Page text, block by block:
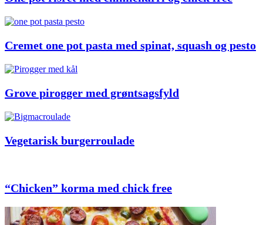
Cremet one pot pasta med spinat, squash og pesto
Grove pirogger med grøntsagsfyld
Vegetarisk burgerroulade
“Chicken” korma med chick free